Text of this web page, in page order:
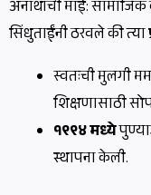
अनाथांची माई: सामाजिक
सिंधुताईंनी ठरवले की त्या
स्वतःची मुलगी
शिक्षणासाठी
१९९४ मध्ये
स्थापना केली.